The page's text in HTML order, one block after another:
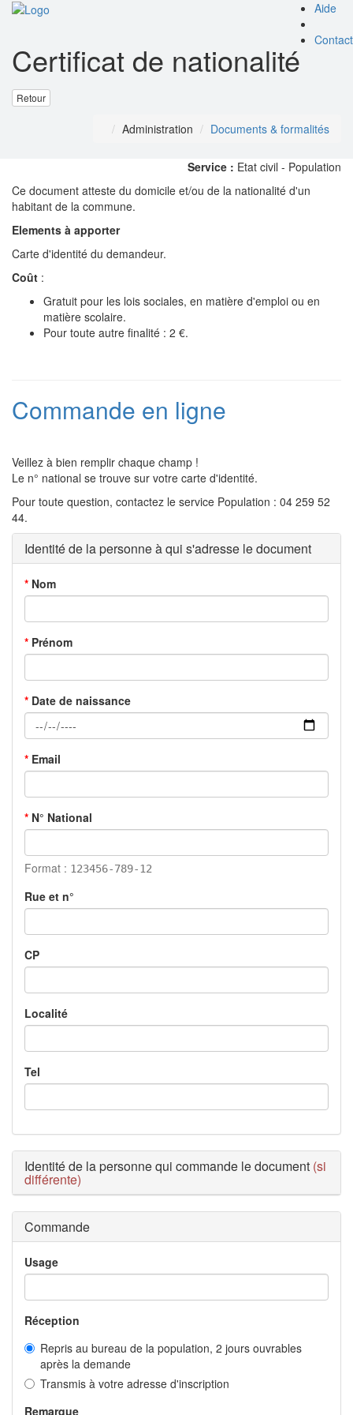
Aide
Contact
Certificat de nationalité
Retour
Administration Documents & formalités
Service : Etat civil - Population
Ce document atteste du domicile et/ou de la nationalité d'un
habitant de la commune.
Elements à apporter
Carte d'identité du demandeur.
Coût :
Gratuit pour les lois sociales, en matière d'emploi ou en
matière scolaire.
Pour toute autre finalité : 2 €.
Commande en ligne
Veillez à bien remplir chaque champ !
Le n° national se trouve sur votre carte d'identité.
Pour toute question, contactez le service Population : 04 259 52
44.
Identité de la personne à qui s'adresse le document
* Nom
* Prénom
* Date de naissance
* Email
* N° National
Format : 123456-789-12
Rue et n°
CP
Localité
Tel
Identité de la personne qui commande le document (si
différente)
Commande
Usage
Réception
Repris au bureau de la population, 2 jours ouvrables
après la demande
Transmis à votre adresse d'inscription
Remarque